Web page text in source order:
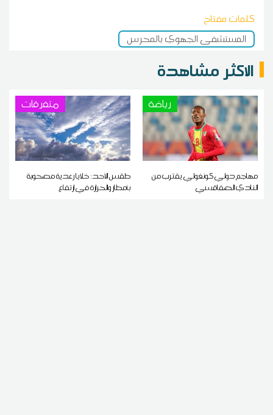
كلمات مفتاح
المستشفى الجهوي بالمحرس
الاكثر مشاهدة
رياضة
مهاجم دولي كونغولي يقترب من
النادي الصفاقسي
متفرقات
طقس الأحد: خلايا رعدية مصحوبة
بأمطار والحرارة في ارتفاع